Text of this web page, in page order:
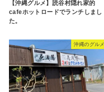
【沖縄グルメ】読谷村隠れ家的
cafeホットロードでランチしまし
た。
沖縄のグルメ